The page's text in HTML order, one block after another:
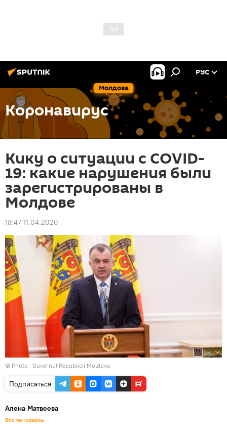
Молдова
РУС
Коронавирус
Кику о ситуации с COVID-
19: какие нарушения были
зарегистрированы в
Молдове
18:47 11.04.2020
© Photo : Guvernul Republicii Moldova
Подписаться
Алена Матвеева
Все материалы